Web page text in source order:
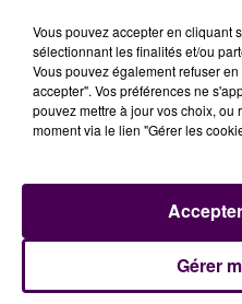
Lilian Bardet participera
d'Europe avec l'équipe de
Lebrun. Les stars du
du SPO aimerait voir
Montpellier, le 12
serait bien pour la
les frères Lebrun
l'extérieur que les
être langue de bois, ça
vu le calendrier qu'ils ont"
Vous pouvez accepter en cliquant
sélectionnant les finalités et/ou
Vous pouvez également refuser
accepter". Vos préférences ne
pouvez mettre à jour vos choix, ou
moment via le lien "Gérer les
Gérer